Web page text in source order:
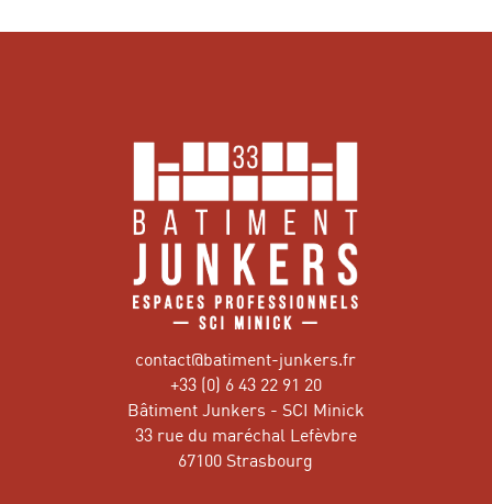
contact@batiment-junkers.fr
+33 (0) 6 43 22 91 20
Bâtiment Junkers - SCI Minick
33 rue du maréchal Lefèvbre
67100 Strasbourg